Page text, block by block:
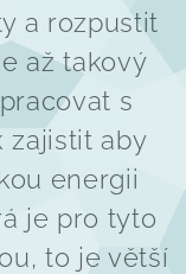
a rozpustit
až takový
s
zajistit aby
energii
je pro tyto
to je větší